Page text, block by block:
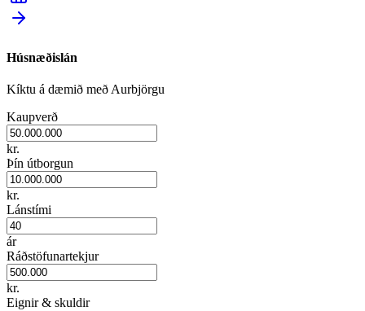
Húsnæðislán
Kíktu á dæmið með Aurbjörgu
Kaupverð
kr.
Þín útborgun
kr.
Lánstími
ár
Ráðstöfunartekjur
kr.
Eignir & skuldir